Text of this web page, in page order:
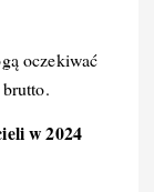
oczekiwać
brutto.
w 2024